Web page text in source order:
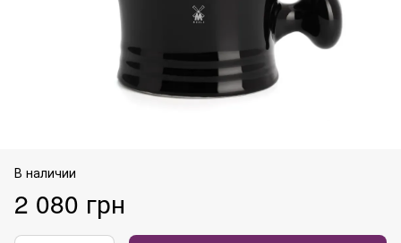
В наличии
2 080 грн